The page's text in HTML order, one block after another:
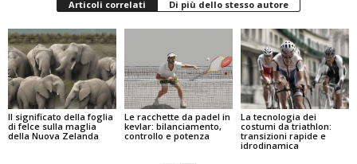
Articoli correlati Di più dello stesso autore
Il significato della foglia
di felce sulla maglia
della Nuova Zelanda
Le racchette da padel in
kevlar: bilanciamento,
controllo e potenza
La tecnologia dei
costumi da triathlon:
transizioni rapide e
idrodinamica